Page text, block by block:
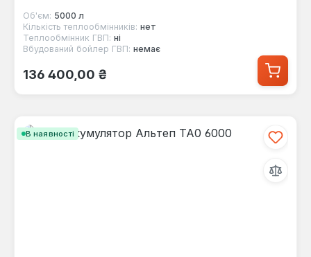
Об'єм: 5000 л
Кількість теплообмінників: нет
Теплообмінник ГВП: ні
Вбудований бойлер ГВП: немає
Звичайна ціна:
136 400,00 ₴
В наявності